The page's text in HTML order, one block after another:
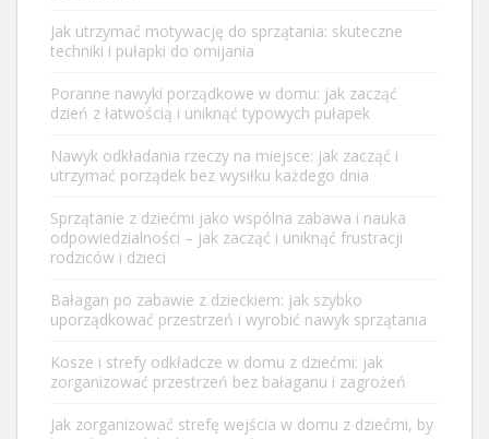
Jak utrzymać motywację do sprzątania: skuteczne
techniki i pułapki do omijania
Poranne nawyki porządkowe w domu: jak zacząć
dzień z łatwością i uniknąć typowych pułapek
Nawyk odkładania rzeczy na miejsce: jak zacząć i
utrzymać porządek bez wysiłku każdego dnia
Sprzątanie z dziećmi jako wspólna zabawa i nauka
odpowiedzialności – jak zacząć i uniknąć frustracji
rodziców i dzieci
Bałagan po zabawie z dzieckiem: jak szybko
uporządkować przestrzeń i wyrobić nawyk sprzątania
Kosze i strefy odkładcze w domu z dziećmi: jak
zorganizować przestrzeń bez bałaganu i zagrożeń
Jak zorganizować strefę wejścia w domu z dziećmi, by